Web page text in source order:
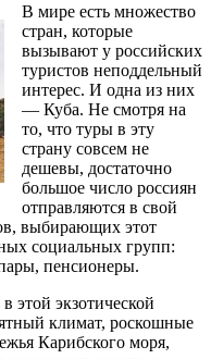
В мире есть множество
стран, которые
вызывают у российских
туристов неподдельный
интерес. И одна из них
— Куба. Не смотря на
то, что туры в эту
страну совсем не
дешевы, достаточно
большое число россиян
отправляются в свой
выбирающих этот
социальных групп:
пенсионеры.
этой экзотической
климат, роскошные
Карибского моря,